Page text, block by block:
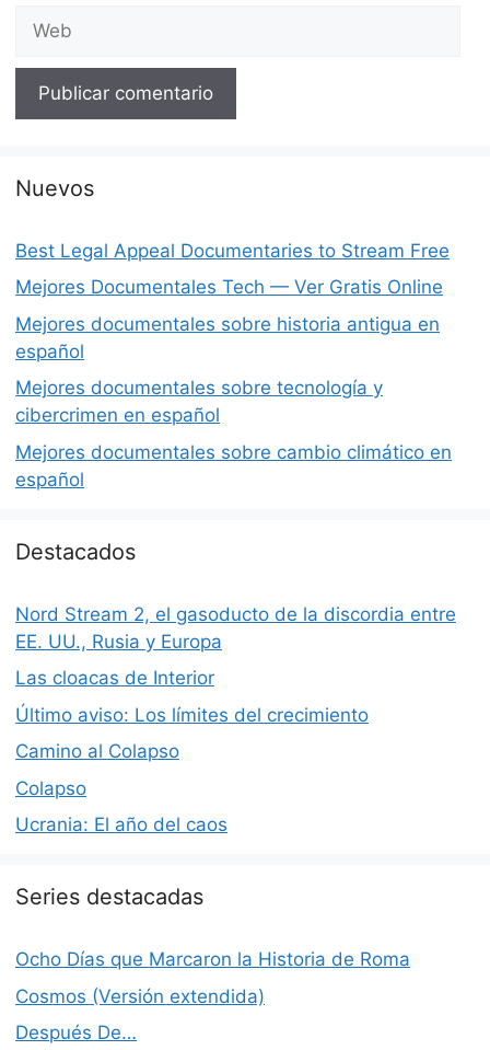
Nuevos
Best Legal Appeal Documentaries to Stream Free
Mejores Documentales Tech — Ver Gratis Online
Mejores documentales sobre historia antigua en
español
Mejores documentales sobre tecnología y
cibercrimen en español
Mejores documentales sobre cambio climático en
español
Destacados
Nord Stream 2, el gasoducto de la discordia entre
EE. UU., Rusia y Europa
Las cloacas de Interior
Último aviso: Los límites del crecimiento
Camino al Colapso
Colapso
Ucrania: El año del caos
Series destacadas
Ocho Días que Marcaron la Historia de Roma
Cosmos (Versión extendida)
Después De…